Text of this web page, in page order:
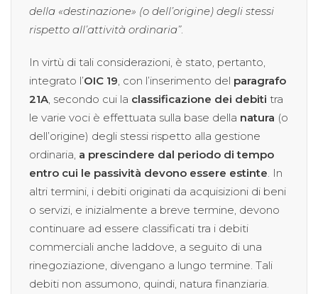
della «destinazione» (o dell’origine) degli stessi
rispetto all’attività ordinaria”.
In virtù di tali considerazioni, è stato, pertanto,
integrato l’OIC 19 , con l’inserimento del paragrafo
21A , secondo cui la classificazione dei debiti tra
le varie voci è effettuata sulla base della natura (o
dell’origine) degli stessi rispetto alla gestione
ordinaria, a prescindere dal periodo di tempo
entro cui le passività devono essere estinte . In
altri termini, i debiti originati da acquisizioni di beni
o servizi, e inizialmente a breve termine, devono
continuare ad essere classificati tra i debiti
commerciali anche laddove, a seguito di una
rinegoziazione, divengano a lungo termine. Tali
debiti non assumono, quindi, natura finanziaria.